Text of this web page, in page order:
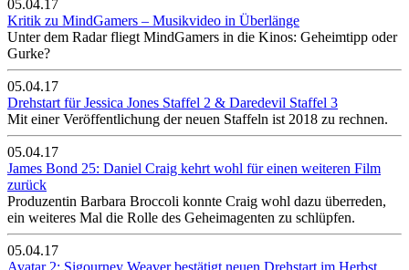
05.04.17
Kritik zu MindGamers – Musikvideo in Überlänge
Unter dem Radar fliegt MindGamers in die Kinos: Geheimtipp oder
Gurke?
05.04.17
Drehstart für Jessica Jones Staffel 2 & Daredevil Staffel 3
Mit einer Veröffentlichung der neuen Staffeln ist 2018 zu rechnen.
05.04.17
James Bond 25: Daniel Craig kehrt wohl für einen weiteren Film
zurück
Produzentin Barbara Broccoli konnte Craig wohl dazu überreden,
ein weiteres Mal die Rolle des Geheimagenten zu schlüpfen.
05.04.17
Avatar 2: Sigourney Weaver bestätigt neuen Drehstart im Herbst